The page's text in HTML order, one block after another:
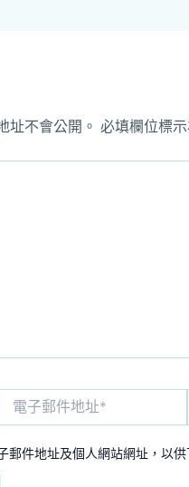
址不會公開。 必填欄位標
郵件地址及個人網站網址，以供